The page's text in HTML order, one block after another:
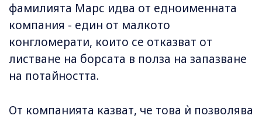
фамилията Марс идва от едноименната
компания - един от малкото
конгломерати, които се отказват от
листване на борсата в полза на запазване
на потайността.
От компанията казват, че това ѝ позволява